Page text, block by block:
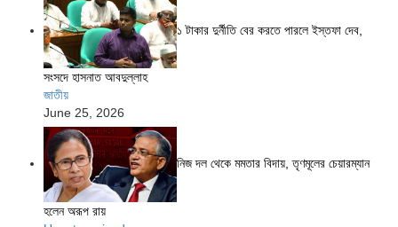
১ টাকার দুর্নীতি বের করতে পারলে ইস্তফা দেব,
সংসদে হাসনাত আবদুল্লাহ
জাতীয়
June 25, 2026
নিজ দল থেকে মমতার বিদায়, তৃণমূলের চেয়ারম্যান
হলেন অরূপ রায়